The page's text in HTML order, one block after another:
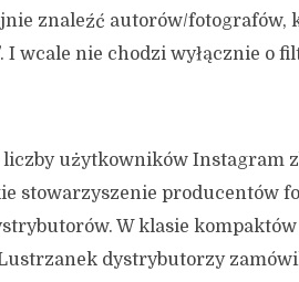
znaleźć autorów/fotografów,
I wcale nie chodzi wyłącznie o
użytkowników Instagram
stowarzyszenie producentów
W klasie
dystrybutorzy